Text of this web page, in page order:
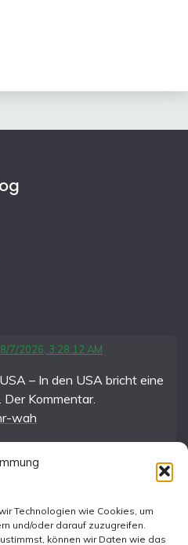
Technologien wie Cookies, um
und/oder darauf zuzugreifen.
können wir Daten wie das
8/7/2026, 3:28:12 AM
– In den USA bricht eine
Kommentar.
wah